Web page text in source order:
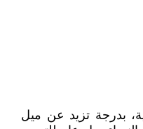
بدرجة تزيد عن ميل